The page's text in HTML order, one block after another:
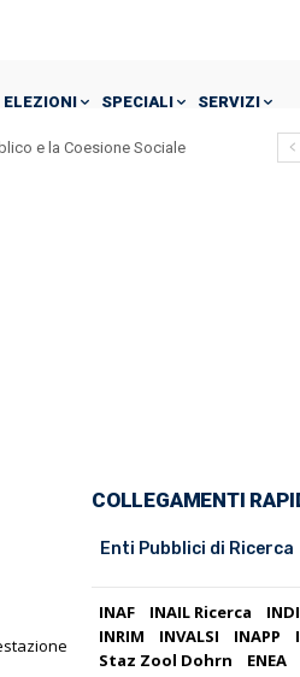
ELEZIONI SPECIALI SERVIZI
e la Coesione Sociale
COLLEGAMENTI
Enti Pubblici di Ricerca
INAF INAIL Ricerca
INRIM
INVALSI INAPP
Staz Zool Dohrn
ENEA